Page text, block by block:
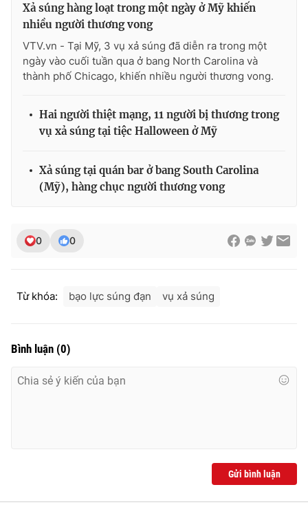
Ðiện thoại Thời báo VTV:024.66 897 897
Email:toasoan@vtv.vn
Liên hệ quảng cáo:024-7300.7108
® Cấm sao chép dưới mọi hình thức nếu không có sự chấp
Xả súng hàng loạt trong một ngày ở Mỹ khiến
nhiều người thương vong
VTV.vn - Tại Mỹ, 3 vụ xả súng đã diễn ra trong một
ngày vào cuối tuần qua ở bang North Carolina và
thành phố Chicago, khiến nhiều người thương vong.
Hai người thiệt mạng, 11 người bị thương trong
vụ xả súng tại tiệc Halloween ở Mỹ
Xả súng tại quán bar ở bang South Carolina
(Mỹ), hàng chục người thương vong
0 0
Từ khóa: bạo lực súng đạn vụ xả súng
Bình luận (0)
Gửi bình luận